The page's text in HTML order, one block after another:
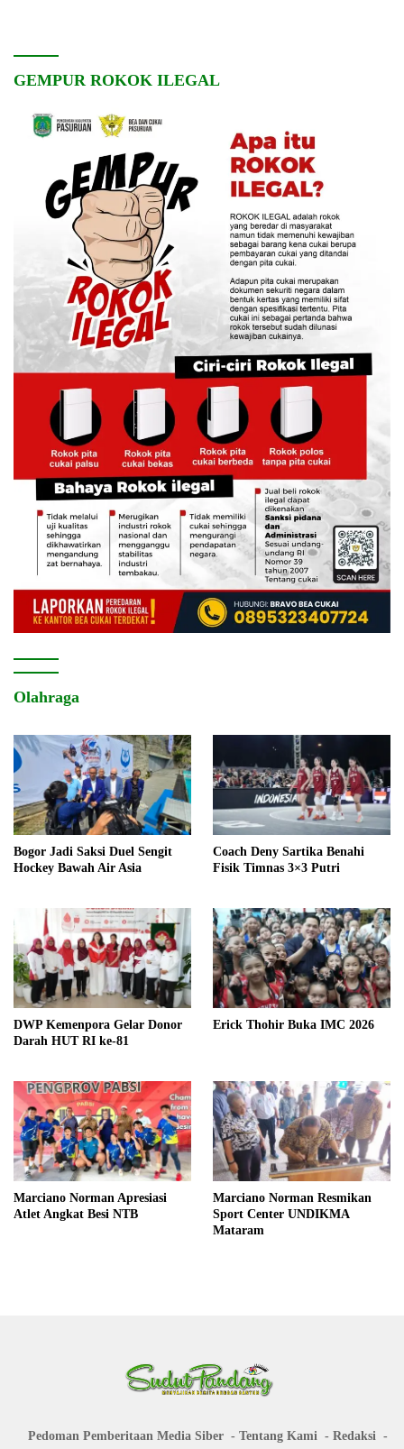
GEMPUR ROKOK ILEGAL
Olahraga
Bogor Jadi Saksi Duel Sengit
Hockey Bawah Air Asia
Coach Deny Sartika Benahi
Fisik Timnas 3×3 Putri
DWP Kemenpora Gelar Donor
Darah HUT RI ke-81
Erick Thohir Buka IMC 2026
Marciano Norman Apresiasi
Atlet Angkat Besi NTB
Marciano Norman Resmikan
Sport Center UNDIKMA
Mataram
Pedoman Pemberitaan Media Siber Tentang Kami
Redaksi